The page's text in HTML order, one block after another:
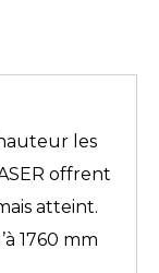
les
offrent
atteint.
1760 mm